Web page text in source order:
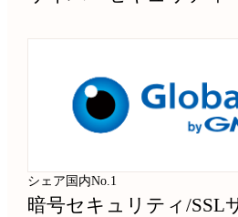
シェア国内No.1
暗号セキュリティ/SSL